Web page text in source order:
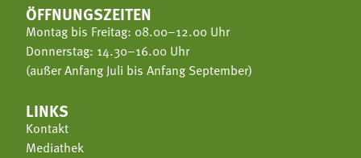
ÖFFNUNGSZEITEN
Montag bis Freitag: 08.00–12.00 Uhr
Donnerstag: 14.30–16.00 Uhr
(außer Anfang Juli bis Anfang September)
LINKS
Kontakt
Mediathek